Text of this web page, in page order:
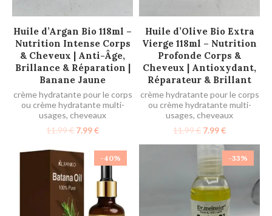
AJOUTER AU PANIER
Huile d’Argan Bio 118ml –
Nutrition Intense Corps
& Cheveux | Anti-Âge,
Brillance & Réparation |
Banane Jaune
crème hydratante pour le corps
ou crème hydratante multi-
usages, cheveaux
11.99€ 7.99€
AJOUTER AU PANIER
Huile d’Olive Bio Extra
Vierge 118ml – Nutrition
Profonde Corps &
Cheveux | Antioxydant,
Réparateur & Brillant
crème hydratante pour le corps
ou crème hydratante multi-
usages, cheveaux
11.99€ 7.99€
-40% -33%